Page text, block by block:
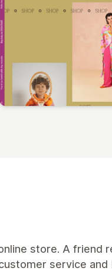
store. A friend
service and